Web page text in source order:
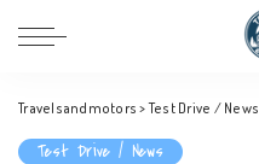
Travelsandmotors >Test Drive / News
Test Drive / News